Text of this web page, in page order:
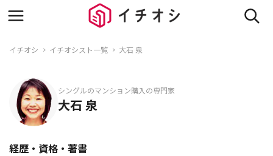
イチオシ イチオシスト一覧 大石 泉
シングルのマンション購入の専門家
大石 泉
経歴・資格・著書